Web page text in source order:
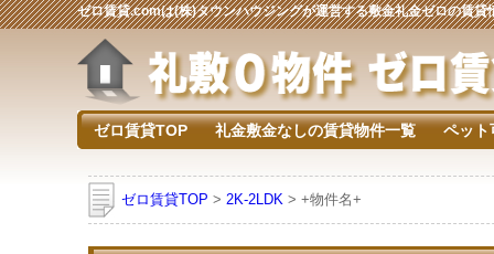
ゼロ賃貸.comは(株)タウンハウジングが運営する敷金礼金ゼロの賃貸
ゼロ賃貸TOP 礼金敷金なしの賃貸物件一覧 ペット
ゼロ賃貸TOP > 2K-2LDK > +物件名+